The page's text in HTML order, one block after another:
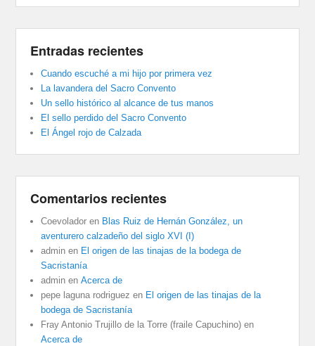
Entradas recientes
Cuando escuché a mi hijo por primera vez
La lavandera del Sacro Convento
Un sello histórico al alcance de tus manos
El sello perdido del Sacro Convento
El Ángel rojo de Calzada
Comentarios recientes
Coevolador en Blas Ruiz de Hernán González, un
aventurero calzadeño del siglo XVI (I)
admin en El origen de las tinajas de la bodega de
Sacristanía
admin enAcerca de
pepe laguna rodriguez en El origen de las tinajas de la
bodega de Sacristanía
Fray Antonio Trujillo de la Torre (fraile Capuchino) en
Acerca de